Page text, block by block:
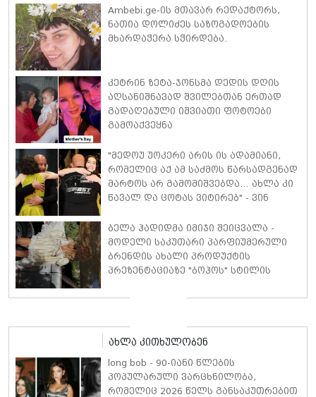
Ambebi.ge-ის მთავარ რედაქტორს,
ნათია დოლიძეს საზოგადოების
მხარდაჭერა სჭირდება.
კეტრინ ზეტა-ჯონსმა დედის დღის
აღსანიშნავად შვილებთან ერთად
გადაღებული იშვიათი ფოტოები
გამოაქვეყნა
"მედოუ უოკერი არის ის ადამიანი,
რომელიც აქ ამ საძმოს წარსადგენად
მარტოს არ გამომიშვებდა… ახლა კი
წავალ და ცოტას ვიტირებ" - ვინ
პოლ უოკერის ქალიშვილს ემოციური
სიტყვებით მიმართავს
ბელა ჰადიდმა იმიჯი შეიცვალა -
მოდელი საკუთარი პარფიუმერული
ბრენდის ახალი პროდუქტის
პრეზენტაციაზე "ბოჰოს" სტილის
მინიკაბით გამოჩნდა
ახლა კითხულობენ
long bob - 90-იანი წლების
პოპულარული ვარცხნილობა,
რომელიც 2026 წელს განსაკუთრებით